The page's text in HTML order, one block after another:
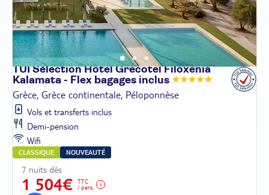
TUI Sélection Hôtel Grecotel Filoxenia
Kalamata - Flex bagages inclus
Grèce, Grèce continentale, Péloponnèse
Vols et transferts inclus
Demi-pension
Wifi
CLASSIQUE NOUVEAUTÉ
7 nuits dès
1 504€
TTC
/ pers.